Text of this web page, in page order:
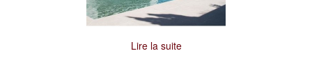
Lire la suite